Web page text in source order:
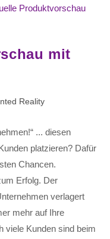
mit
Reality
... diesen
platzieren? Dafür
Chancen.
Erfolg. Der
verlagert
mehr auf Ihre
viele Kunden sind beim